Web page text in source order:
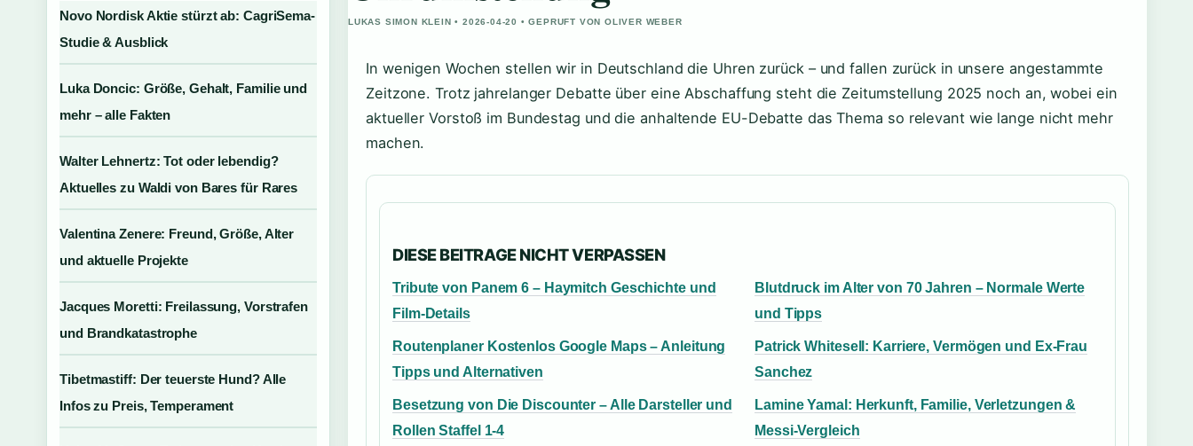
LUKAS SIMON KLEIN • 2026-04-20 • GEPRUFT VON OLIVER WEBER
In wenigen Wochen stellen wir in Deutschland die Uhren zurück – und fallen zurück in unsere angestammte
Zeitzone. Trotz jahrelanger Debatte über eine Abschaffung steht die Zeitumstellung 2025 noch an, wobei ein
aktueller Vorstoß im Bundestag und die anhaltende EU-Debatte das Thema so relevant wie lange nicht mehr
machen.
DIESE BEITRAGE NICHT VERPASSEN
Tribute von Panem 6 – Haymitch Geschichte und
Film-Details
Blutdruck im Alter von 70 Jahren – Normale Werte
und Tipps
Routenplaner Kostenlos Google Maps – Anleitung
Tipps und Alternativen
Patrick Whitesell: Karriere, Vermögen und Ex-Frau
Sanchez
Besetzung von Die Discounter – Alle Darsteller und
Rollen Staffel 1-4
Lamine Yamal: Herkunft, Familie, Verletzungen &
Messi-Vergleich
Novo Nordisk Aktie stürzt ab: CagriSema-
Studie & Ausblick
Luka Doncic: Größe, Gehalt, Familie und
mehr – alle Fakten
Walter Lehnertz: Tot oder lebendig?
Aktuelles zu Waldi von Bares für Rares
Valentina Zenere: Freund, Größe, Alter
und aktuelle Projekte
Jacques Moretti: Freilassung, Vorstrafen
und Brandkatastrophe
Tibetmastiff: Der teuerste Hund? Alle
Infos zu Preis, Temperament